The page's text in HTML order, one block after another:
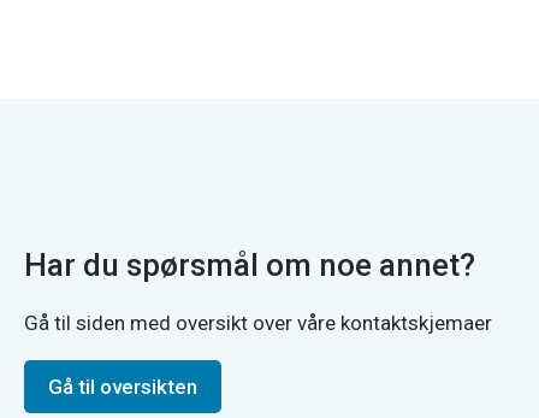
Har du spørsmål om noe annet?
Gå til siden med oversikt over våre kontaktskjemaer
Gå til oversikten